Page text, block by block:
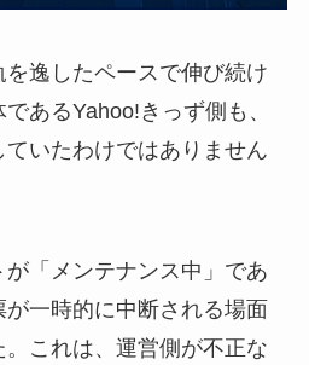
逸したペースで伸び続け
あるYahoo!きっず側も、
いたわけではありません
「メンテナンス中」であ
一時的に中断される場面
これは、運営側が不正な